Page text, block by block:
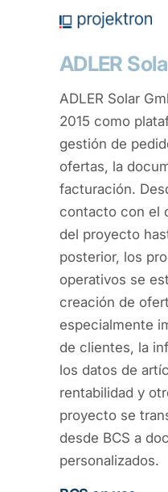
ADLER
ADLER Solar
2015 como
gestión de
ofertas, la
facturación.
contacto con el
del proyecto
posterior, los
operativos se
creación de
especialmente
de clientes, la
los datos de
rentabilidad y
proyecto se
desde BCS a
personalizados.